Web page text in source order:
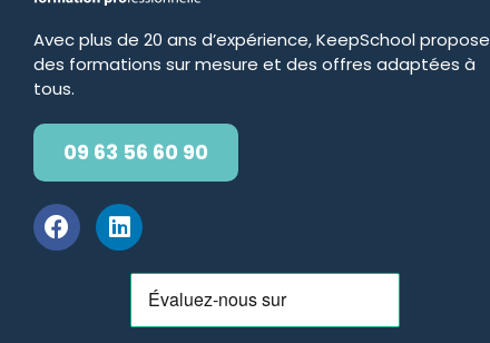
Avec plus de 20 ans d’expérience, KeepSchool propose
des formations sur mesure et des offres adaptées à
tous.
09 63 56 60 90